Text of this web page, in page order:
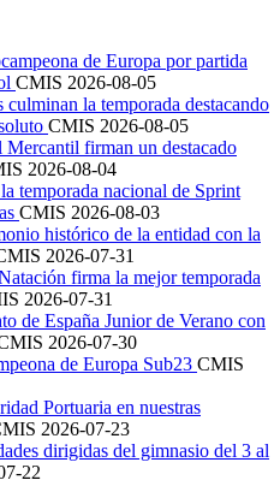
de Europa por partida
CMIS 2026-08-05
culminan la temporada destacando
CMIS 2026-08-05
Mercantil firman un destacado
2026-08-04
temporada nacional de Sprint
CMIS 2026-08-03
histórico de la entidad con la
2026-07-31
firma la mejor temporada
2026-07-31
de España Junior de Verano con
2026-07-30
de Europa Sub23 CMIS
Portuaria en nuestras
2026-07-23
dirigidas del gimnasio del 3 al
22